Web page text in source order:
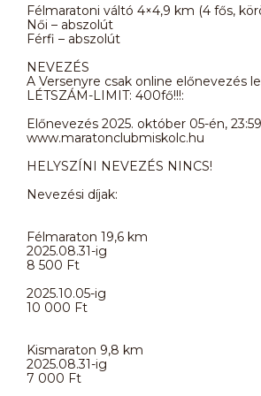
Félmaratoni váltó 4×4,9 km (4 fős,
Női – abszolút
Férfi – abszolút
NEVEZÉS
A Versenyre csak online előnevezés
LÉTSZÁM-LIMIT: 400fő!!!:
Előnevezés 2025. október 05-én,
www.maratonclubmiskolc.hu
HELYSZÍNI NEVEZÉS NINCS!
Nevezési díjak:
Félmaraton 19,6 km
2025.08.31-ig
8 500 Ft
2025.10.05-ig
10 000 Ft
Kismaraton 9,8 km
2025.08.31-ig
7 000 Ft